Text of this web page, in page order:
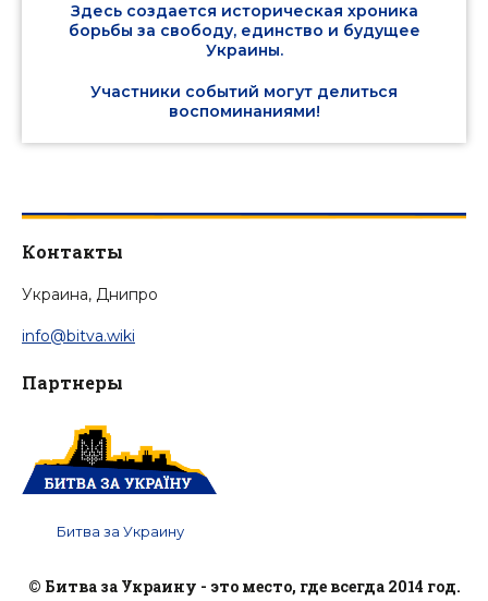
Здесь создается историческая хроника
борьбы за свободу, единство и будущее
Украины.
Участники событий могут делиться
воспоминаниями!
Контакты
Украина, Днипро
info@bitva.wiki
Партнеры
Битва за Украину
© Битва за Украину - это место, где всегда 2014 год.